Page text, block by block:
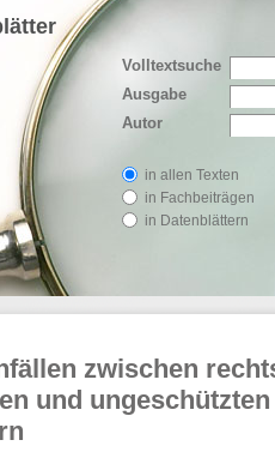
Volltextsuche
Ausgabe
Autor
in allen Texten
in Fachbeiträgen
in Datenblättern
zwischen
und ungeschützten